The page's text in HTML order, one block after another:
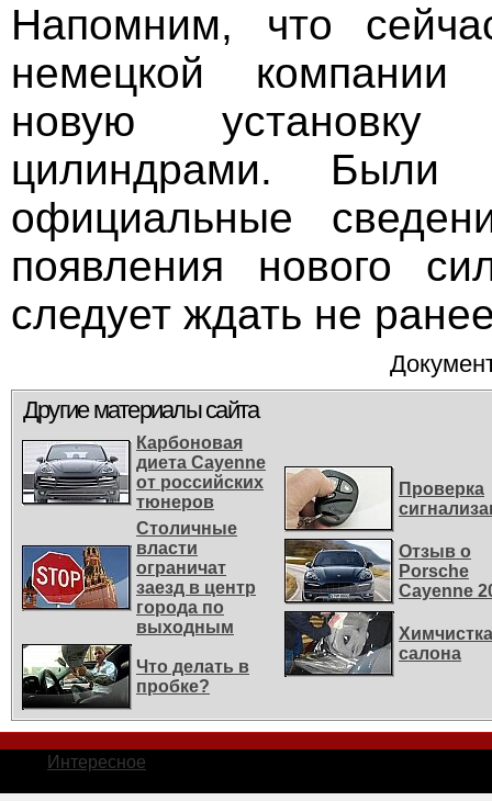
Напомним, что
немецкой компании
новую
цилиндрами. Были
официальные
появления нового
следует ждать не
Другие материалы сайта
Карбоновая
диета Cayenne
от российских
тюнеров
Столичные
власти
ограничат
заезд в центр
города по
выходным
Что делать в
пробке?
Проверка
Отзыв о
Porsche
Cayenne
Химчистка
салона
Интересное